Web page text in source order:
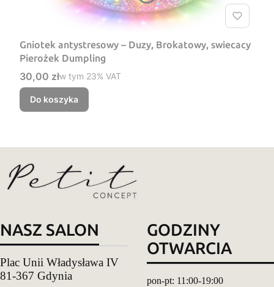
Gniotek antystresowy – Duzy, Brokatowy, swiecacy
Pierożek Dumpling
Cena brutto
30,00 złw tym %s VAT
w tym 23% VAT
Do koszyka
NASZ SALON
Plac Unii Władysława IV
81-367 Gdynia
GODZINY
OTWARCIA
pon-pt: 11:00-19:00